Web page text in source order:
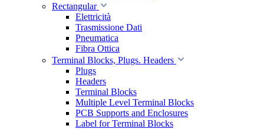
Rectangular
Elettricità
Trasmissione Dati
Pneumatica
Fibra Ottica
Terminal Blocks, Plugs. Headers
Plugs
Headers
Terminal Blocks
Multiple Level Terminal Blocks
PCB Supports and Enclosures
Label for Terminal Blocks